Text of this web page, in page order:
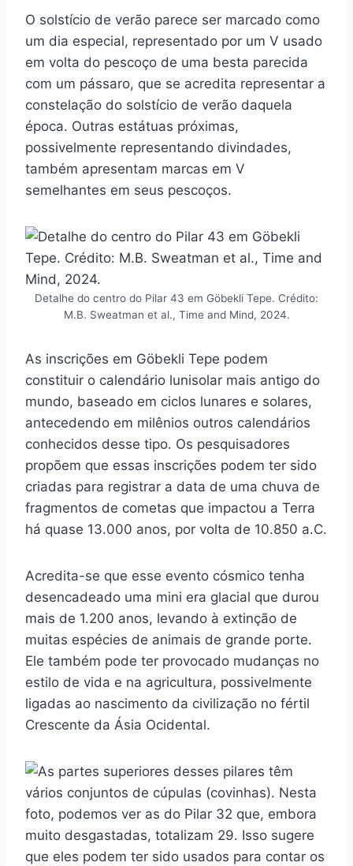
O solstício de verão parece ser marcado como
um dia especial, representado por um V usado
em volta do pescoço de uma besta parecida
com um pássaro, que se acredita representar a
constelação do solstício de verão daquela
época. Outras estátuas próximas,
possivelmente representando divindades,
também apresentam marcas em V
semelhantes em seus pescoços.
Detalhe do centro do Pilar 43 em Göbekli Tepe. Crédito:
M.B. Sweatman et al., Time and Mind, 2024.
As inscrições em Göbekli Tepe podem
constituir o calendário lunisolar mais antigo do
mundo, baseado em ciclos lunares e solares,
antecedendo em milênios outros calendários
conhecidos desse tipo. Os pesquisadores
propõem que essas inscrições podem ter sido
criadas para registrar a data de uma chuva de
fragmentos de cometas que impactou a Terra
há quase 13.000 anos, por volta de 10.850 a.C.
Acredita-se que esse evento cósmico tenha
desencadeado uma mini era glacial que durou
mais de 1.200 anos, levando à extinção de
muitas espécies de animais de grande porte.
Ele também pode ter provocado mudanças no
estilo de vida e na agricultura, possivelmente
ligadas ao nascimento da civilização no fértil
Crescente da Ásia Ocidental.